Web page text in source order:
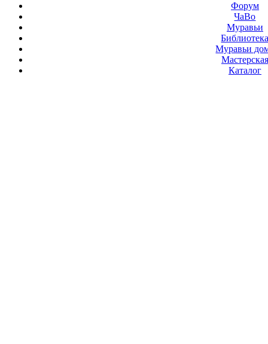
Форум
ЧаВо
Муравьи
Муравьи
Мастерская
Каталог